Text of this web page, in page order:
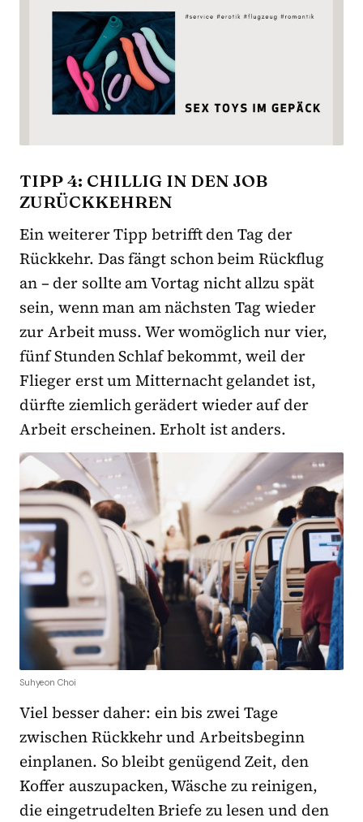
TIPP 4: CHILLIG IN DEN JOB
ZURÜCKKEHREN
Ein weiterer Tipp betrifft den Tag der
Rückkehr. Das fängt schon beim Rückflug
an – der sollte am Vortag nicht allzu spät
sein, wenn man am nächsten Tag wieder
zur Arbeit muss. Wer womöglich nur vier,
fünf Stunden Schlaf bekommt, weil der
Flieger erst um Mitternacht gelandet ist,
dürfte ziemlich gerädert wieder auf der
Arbeit erscheinen. Erholt ist anders.
Suhyeon Choi
Viel besser daher: ein bis zwei Tage
zwischen Rückkehr und Arbeitsbeginn
einplanen. So bleibt genügend Zeit, den
Koffer auszupacken, Wäsche zu reinigen,
die eingetrudelten Briefe zu lesen und den